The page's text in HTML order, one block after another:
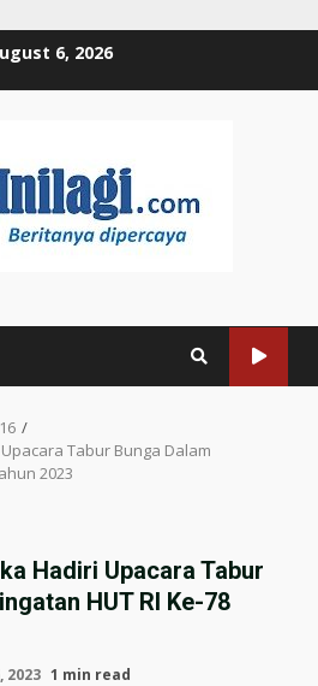
6, 2026
16
Tabur Bunga Dalam
2023
Hadiri Upacara Tabur
HUT RI Ke-78
2023 1 min read